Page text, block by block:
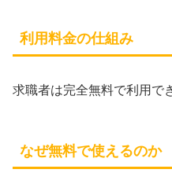
利用料金の仕組み
求職者は完全無料で利用で
なぜ無料で使えるのか